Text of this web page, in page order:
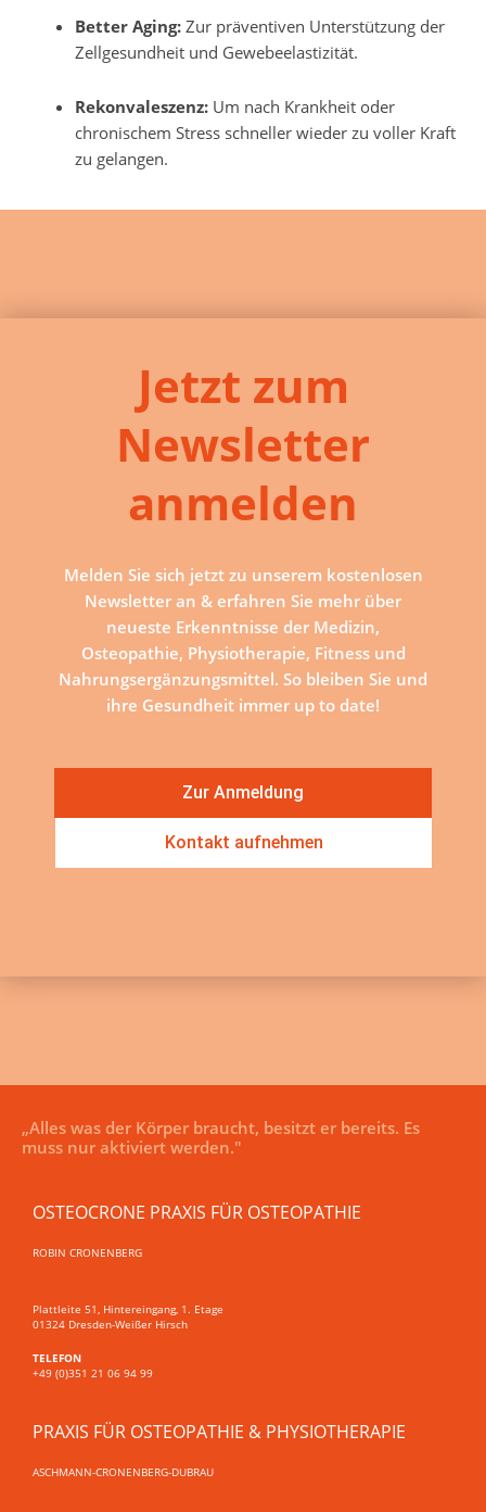
Better Aging:Zur präventiven Unterstützung der
Zellgesundheit und Gewebeelastizität.
Rekonvaleszenz:Um nach Krankheit oder
chronischem Stress schneller wieder zu voller Kraft
zu gelangen.
Jetzt zum
Newsletter
anmelden
Melden Sie sich jetzt zu unserem kostenlosen
Newsletter an & erfahren Sie mehr über
neueste Erkenntnisse der Medizin,
Osteopathie, Physiotherapie, Fitness und
Nahrungsergänzungsmittel. So bleiben Sie und
ihre Gesundheit immer up to date!
Zur Anmeldung
Kontakt aufnehmen
„Alles was der Körper braucht, besitzt er bereits. Es
muss nur aktiviert werden."
OSTEOCRONE PRAXIS FÜR OSTEOPATHIE
ROBIN CRONENBERG
Plattleite 51, Hintereingang, 1. Etage
01324 Dresden-Weißer Hirsch
TELEFON
+49 (0)351 21 06 94 99
PRAXIS FÜR OSTEOPATHIE & PHYSIOTHERAPIE
ASCHMANN-CRONENBERG-DUBRAU